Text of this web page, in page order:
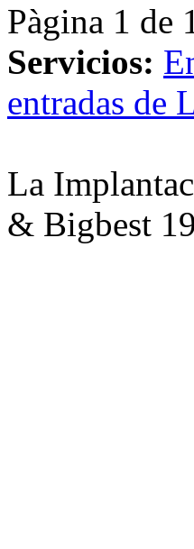
Pàgina 1 de
Servicios:
entradas de
La
& Bigbest